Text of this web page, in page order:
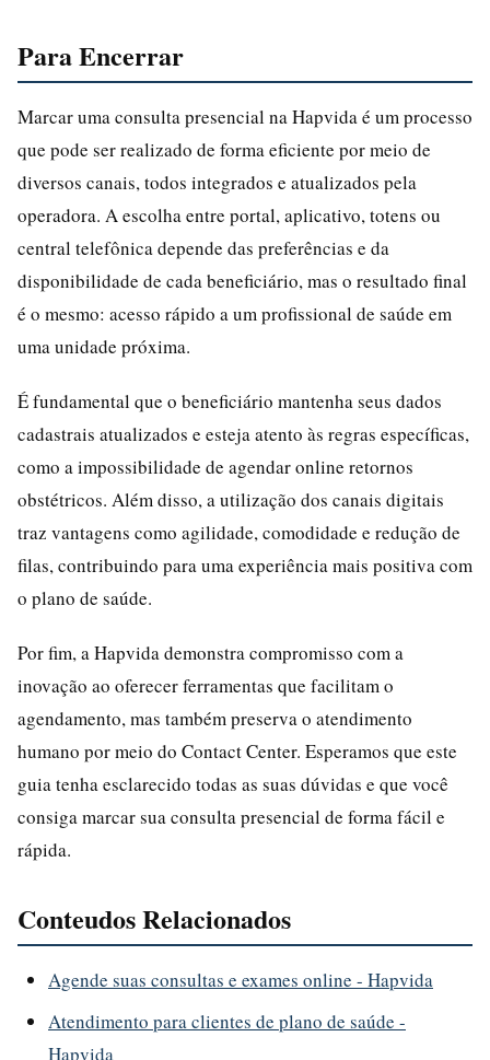
Para Encerrar
Marcar uma consulta presencial na Hapvida é um processo
que pode ser realizado de forma eficiente por meio de
diversos canais, todos integrados e atualizados pela
operadora. A escolha entre portal, aplicativo, totens ou
central telefônica depende das preferências e da
disponibilidade de cada beneficiário, mas o resultado final
é o mesmo: acesso rápido a um profissional de saúde em
uma unidade próxima.
É fundamental que o beneficiário mantenha seus dados
cadastrais atualizados e esteja atento às regras específicas,
como a impossibilidade de agendar online retornos
obstétricos. Além disso, a utilização dos canais digitais
traz vantagens como agilidade, comodidade e redução de
filas, contribuindo para uma experiência mais positiva com
o plano de saúde.
Por fim, a Hapvida demonstra compromisso com a
inovação ao oferecer ferramentas que facilitam o
agendamento, mas também preserva o atendimento
humano por meio do Contact Center. Esperamos que este
guia tenha esclarecido todas as suas dúvidas e que você
consiga marcar sua consulta presencial de forma fácil e
rápida.
Conteudos Relacionados
Agende suas consultas e exames online - Hapvida
Atendimento para clientes de plano de saúde -
Hapvida